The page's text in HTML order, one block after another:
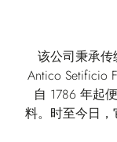
该公司秉承
Antico Setificio
自 1786 年起
料。时至今日